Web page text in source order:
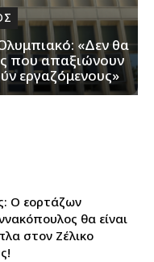
«Δεν θα
που απαξιώνουν
εργαζόμενους»
Ο εορτάζων
θα είναι
στον Ζέλικο